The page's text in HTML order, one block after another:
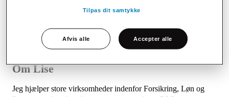
LinkedIn
Om Lise
Jeg hjælper store virksomheder indenfor Forsikring, Løn og
Tilpas dit samtykke
Afvis alle Accepter alle